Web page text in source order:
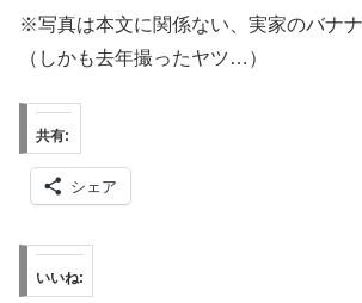
※写真は本文に関係ない、実家のバナナ
（しかも去年撮ったヤツ…）
共有:
シェア
いいね: